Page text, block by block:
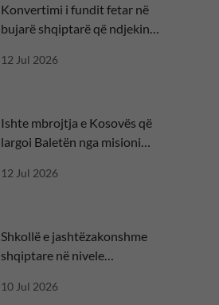
Konvertimi i fundit fetar në
bujarë shqiptarë që ndjekin
12 Jul 2026
Ishte mbrojtja e Kosovës që
largoi Baletën nga misioni
12 Jul 2026
Shkollë e jashtëzakonshme
shqiptare në nivele
10 Jul 2026